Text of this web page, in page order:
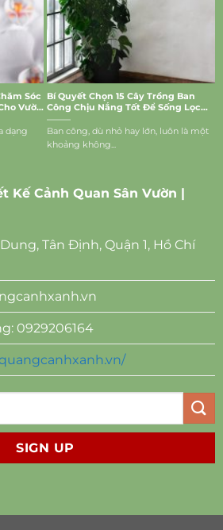
Sóc
Vườn
dạng
Bí Quyết Chọn 15 Cây Trồng Ban
Công Chịu Nắng Tốt Để Sống Lọc
Bụi, Mang Vượng Khí Vào Nhà
Ban công, dù nhỏ hay lớn, luôn là một
khoảng không...
Kế Cảnh Quan Sân Vườn |
Tân Định, Quận 1, Hồ Chí
0929206164
SIGN UP